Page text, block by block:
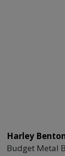
Harley
Budget Metal